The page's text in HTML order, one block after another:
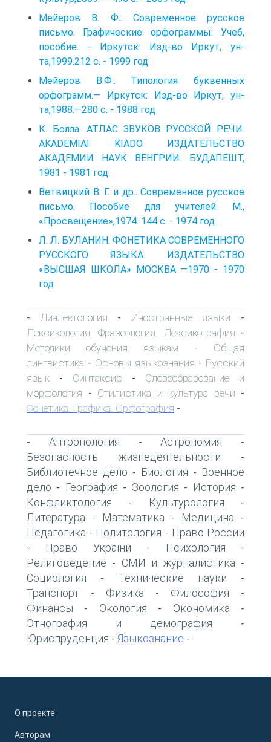
Мейеров В. Ф.. Современное русское
письмо. Графические орфограммы: Учеб,
пособие. - Иркутск: Изд-во Иркут, ун-
та,1999.212 с. - 1999 год
Мейеров В.Ф.. Типология буквенных
орфограмм.— Иркутск: Изд-во Иркут, ун-
та,1988.—280 с. - 1988 год
К. Болла. АТЛАС ЗВУКОВ РУССКОЙ РЕЧИ.
AKADEMIAI KIADO ИЗДАТЕЛЬСТВО
АКАДЕМИИ НАУК ВЕНГРИИ. БУДАПЕШТ,
1981 - 1981 год
Ветвицкий В. Г. и др.. Современное русское
письмо. Пособие для учителей. М.,
«Просвещение»,1974. 144 с. - 1974 год
Л. Л. БУЛАНИН. ФОНЕТИКА СОВРЕМЕННОГО
РУССКОГО ЯЗЫКА. ИЗДАТЕЛЬСТВО
«ВЫСШАЯ ШКОЛА» МОСКВА —1970 - 1970
год
- Диалектология - Иностранные языки -
Лексикология. Фразеология. Лексикография -
Методики обучения языкам - Общая
лингвистика - Основы языкознания - Русский
язык - Синтаксис - Словообразование и
морфология - Стилистика и культура речи -
Фонетика. Графика. Орфография -
- Антропология -Астрономия -
Безопасность жизнедеятельности -
Библиотечное дело - Биология - Военное
дело - География - Зоология - История -
Конфликтология - Культурология -
Литература - Математика - Медицина -
Педагогика - Политология - Право России
- Право України - Психология -
Религоведение - СМИ и журналистика -
Социология - Технические науки -
Транспорт - Физика - Философия -
Финансы - Экология - Экономика -
Этнография и демография -
Юриспруденция - Языкознание -
О проекте
Авторам